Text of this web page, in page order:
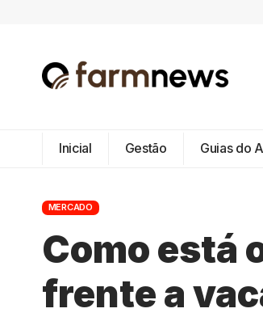
Inicial Gestão Guias do
MERCADO
Como está
frente a